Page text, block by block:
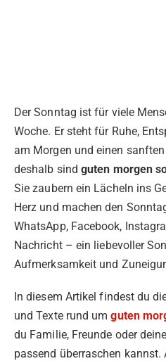
Der Sonntag ist für viele
Woche. Er steht für Ruhe,
am Morgen und einen
deshalb sindguten morgen
Sie zaubern ein Lächeln ins
Herz und machen den
WhatsApp, Facebook,
Nachricht – ein liebevoller
Aufmerksamkeit und
In diesem Artikel findest du
und Texte rund umguten
du Familie, Freunde oder
passend überraschen